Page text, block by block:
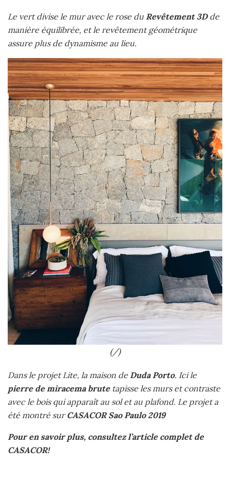
Le vert divise le mur avec le rose du Revêtement 3Dde
manière équilibrée, et le revêtement géométrique
assure plus de dynamisme au lieu.
(/)
Dans le projet Lite, la maison de Duda Porto. Ici le
pierre de miracema brutetapisse les murs et contraste
avec le bois qui apparaît au sol et au plafond. Le projet a
été montré surCASACOR Sao Paulo 2019
Pour en savoir plus, consultez l’article complet de
CASACOR!